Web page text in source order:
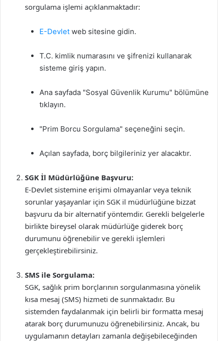
sorgulama işlemi açıklanmaktadır:
E-Devlet web sitesine gidin.
T.C. kimlik numarasını ve şifrenizi kullanarak
sisteme giriş yapın.
Ana sayfada "Sosyal Güvenlik Kurumu" bölümüne
tıklayın.
"Prim Borcu Sorgulama" seçeneğini seçin.
Açılan sayfada, borç bilgileriniz yer alacaktır.
SGK İl Müdürlüğüne Başvuru:
E-Devlet sistemine erişimi olmayanlar veya teknik
sorunlar yaşayanlar için SGK il müdürlüğüne bizzat
başvuru da bir alternatif yöntemdir. Gerekli belgelerle
birlikte bireysel olarak müdürlüğe giderek borç
durumunu öğrenebilir ve gerekli işlemleri
gerçekleştirebilirsiniz.
SMS ile Sorgulama:
SGK, sağlık prim borçlarının sorgulanmasına yönelik
kısa mesaj (SMS) hizmeti de sunmaktadır. Bu
sistemden faydalanmak için belirli bir formatta mesaj
atarak borç durumunuzu öğrenebilirsiniz. Ancak, bu
uygulamanın detayları zamanla değişebileceğinden